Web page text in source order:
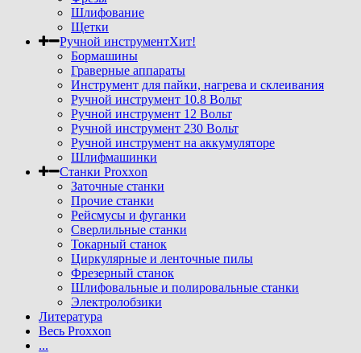
Шлифование
Щетки
Ручной инструментХит!
Бормашины
Граверные аппараты
Инструмент для пайки, нагрева и склеивания
Ручной инструмент 10.8 Вольт
Ручной инструмент 12 Вольт
Ручной инструмент 230 Вольт
Ручной инструмент на аккумуляторе
Шлифмашинки
Станки Proxxon
Заточные станки
Прочие станки
Рейсмусы и фуганки
Сверлильные станки
Токарный станок
Циркулярные и ленточные пилы
Фрезерный станок
Шлифовальные и полировальные станки
Электролобзики
Литература
Весь Proxxon
...